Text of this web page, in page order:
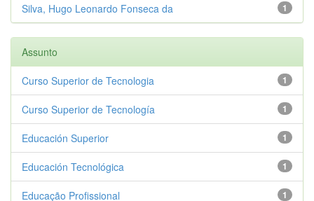
1
Silva, Hugo Leonardo Fonseca da
Assunto
1
Curso Superior de Tecnologia
1
Curso Superior de Tecnología
1
Educación Superior
1
Educación Tecnológica
1
Educação Profissional